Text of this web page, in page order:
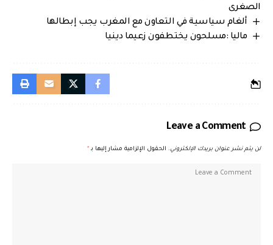
الصغرى
ألغام سياسية في التعاون مع المغرب يجب إبطالها
ماليا :مسلحون يختطفون زعيما دينيا
Leave a Comment
لن يتم نشر عنوان بريدك الإلكتروني. الحقول الإلزامية مشار إليها بـ *